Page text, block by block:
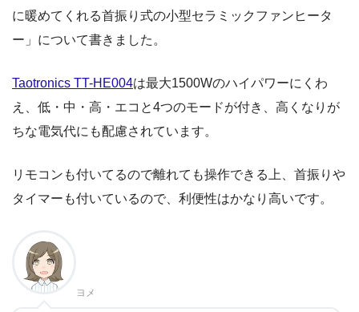
に暖めてくれる首振り式の小型セラミックファンヒータ
ー」について書きました。
Taotronics TT-HE004は最大1500Wのハイパワーにくわ
え、低・中・高・エコと4つのモードが付き、高くなりが
ちな電気代にも配慮されています。
リモコンも付いてるので離れても操作できる上、首振りや
タイマーも付いているので、利便性はかなり高いです。
ヨメ